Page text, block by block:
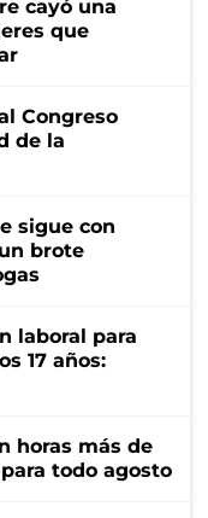
cayó una
que
Congreso
de la
sigue con
brote
laboral para
17 años:
horas más de
todo agosto